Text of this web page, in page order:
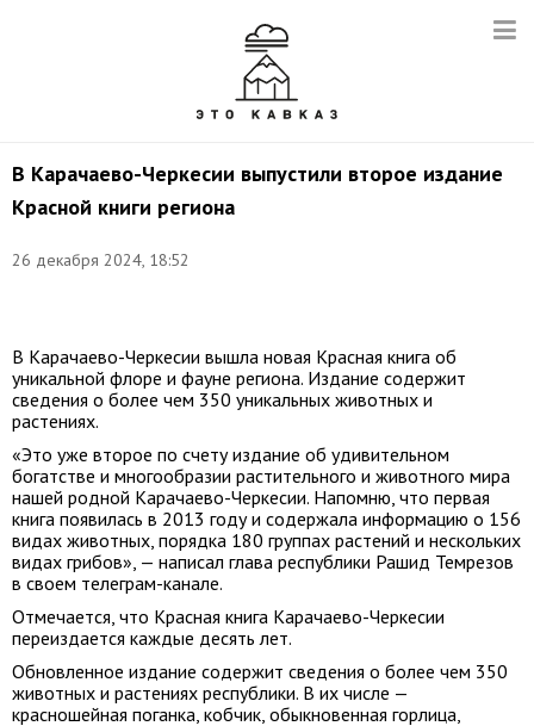
В Карачаево-Черкесии выпустили второе издание
Красной книги региона
26 декабря 2024, 18:52
В Карачаево-Черкесии вышла новая Красная книга об
уникальной флоре и фауне региона. Издание содержит
сведения о более чем 350 уникальных животных и
растениях.
«Это уже второе по счету издание об удивительном
богатстве и многообразии растительного и животного мира
нашей родной Карачаево-Черкесии. Напомню, что первая
книга появилась в 2013 году и содержала информацию о 156
видах животных, порядка 180 группах растений и нескольких
видах грибов», — написал глава республики Рашид Темрезов
в своем телеграм-канале.
Отмечается, что Красная книга Карачаево-Черкесии
переиздается каждые десять лет.
Обновленное издание содержит сведения о более чем 350
животных и растениях республики. В их числе —
красношейная поганка, кобчик, обыкновенная горлица,